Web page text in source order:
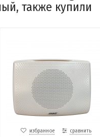
также купили
избранное сравнить